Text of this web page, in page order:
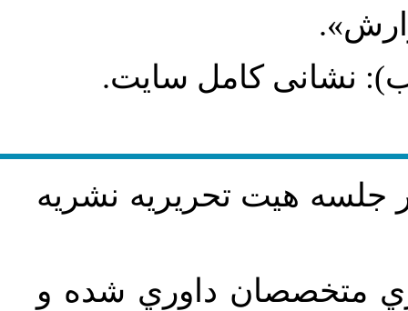
نشانی کامل سایت.
جلسه هيت تحريريه نشريه
متخصصان داوري شده و